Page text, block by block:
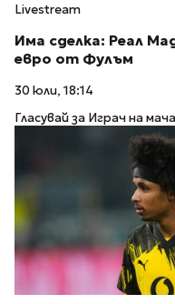
Livestream
Има сделка: Реал
евро от Фулъм
30 юли, 18:14
Гласувай за Играч на